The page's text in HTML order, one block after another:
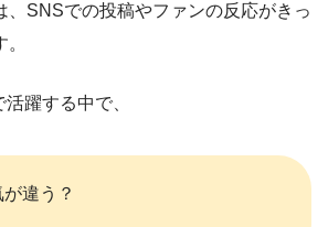
、SNSでの投稿やファンの反応がきっ
躍する中で、
違う？